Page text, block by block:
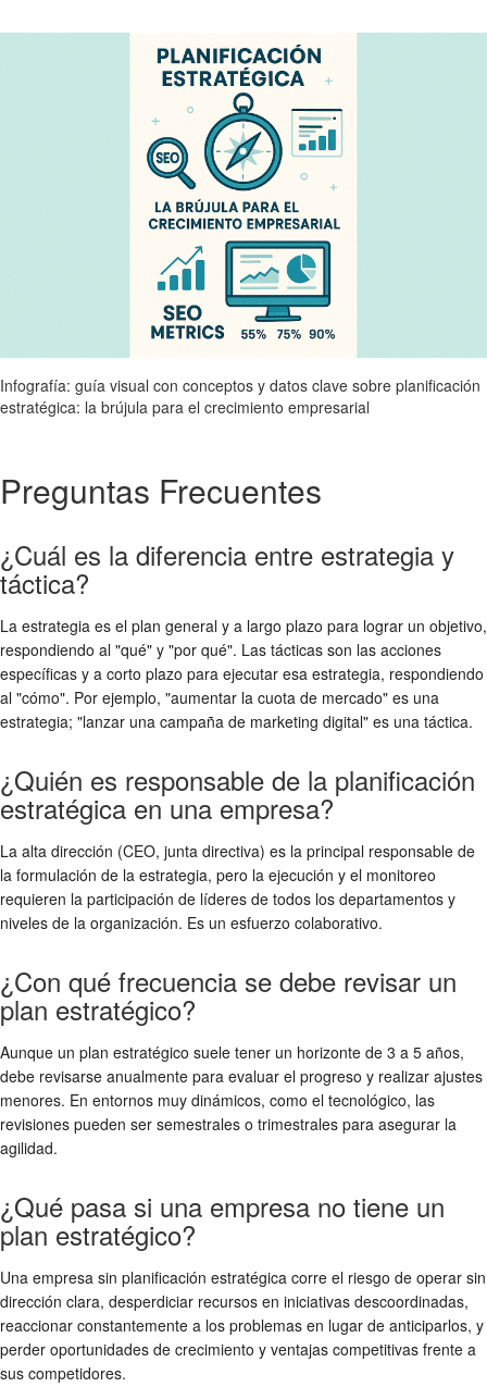
Infografía: guía visual con conceptos y datos clave sobre planificación
estratégica: la brújula para el crecimiento empresarial
Preguntas Frecuentes
¿Cuál es la diferencia entre estrategia y
táctica?
La estrategia es el plan general y a largo plazo para lograr un objetivo,
respondiendo al "qué" y "por qué". Las tácticas son las acciones
específicas y a corto plazo para ejecutar esa estrategia, respondiendo
al "cómo". Por ejemplo, "aumentar la cuota de mercado" es una
estrategia; "lanzar una campaña de marketing digital" es una táctica.
¿Quién es responsable de la planificación
estratégica en una empresa?
La alta dirección (CEO, junta directiva) es la principal responsable de
la formulación de la estrategia, pero la ejecución y el monitoreo
requieren la participación de líderes de todos los departamentos y
niveles de la organización. Es un esfuerzo colaborativo.
¿Con qué frecuencia se debe revisar un
plan estratégico?
Aunque un plan estratégico suele tener un horizonte de 3 a 5 años,
debe revisarse anualmente para evaluar el progreso y realizar ajustes
menores. En entornos muy dinámicos, como el tecnológico, las
revisiones pueden ser semestrales o trimestrales para asegurar la
agilidad.
¿Qué pasa si una empresa no tiene un
plan estratégico?
Una empresa sin planificación estratégica corre el riesgo de operar sin
dirección clara, desperdiciar recursos en iniciativas descoordinadas,
reaccionar constantemente a los problemas en lugar de anticiparlos, y
perder oportunidades de crecimiento y ventajas competitivas frente a
sus competidores.